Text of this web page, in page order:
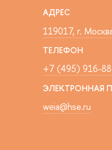
АДРЕС
119017, г.
ТЕЛЕФОН
+7 (495) 916-
ЭЛЕКТРОННАЯ
weia@hse.ru